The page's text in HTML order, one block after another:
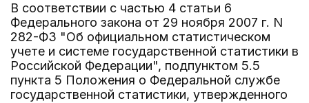
В соответствии с частью 4 статьи 6
Федерального закона от 29 ноября 2007 г. N
282-ФЗ "Об официальном статистическом
учете и системе государственной статистики в
Российской Федерации", подпунктом 5.5
пункта 5 Положения о Федеральной службе
государственной статистики, утвержденного